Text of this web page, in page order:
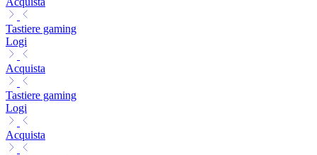
Tastiere gaming
Logi
Acquista
Tastiere gaming
Logi
Acquista